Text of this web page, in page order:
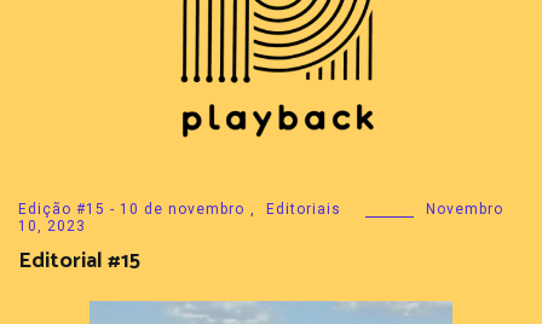
Edição #15 - 10 de novembro , Editoriais
Novembro
10, 2023
Editorial #15